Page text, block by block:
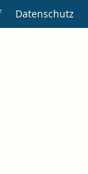
Datenschutz